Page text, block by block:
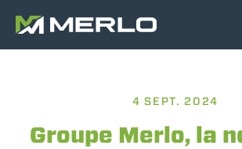
4 SEPT. 2024
Groupe Merlo, la